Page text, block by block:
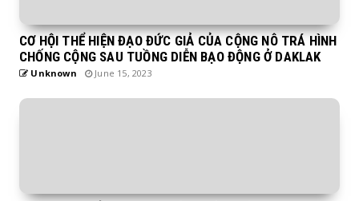
CƠ HỘI THỂ HIỆN ĐẠO ĐỨC GIẢ CỦA CỘNG NÔ TRÁ HÌNH
CHỐNG CỘNG SAU TUỒNG DIỄN BẠO ĐỘNG Ở DAKLAK
Unknown June 15, 2023